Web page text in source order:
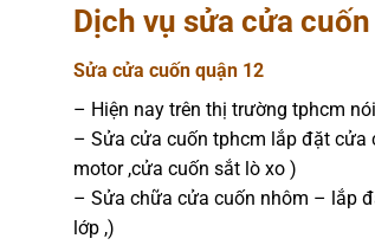
Dịch vụ sửa cửa
Sửa cửa cuốn quận 12
– Hiện nay trên thị trường tphcm
– Sửa cửa cuốn tphcm lắp đặt cửa
motor ,cửa cuốn sắt lò xo )
– Sửa chữa cửa cuốn nhôm – lắp
lớp ,)